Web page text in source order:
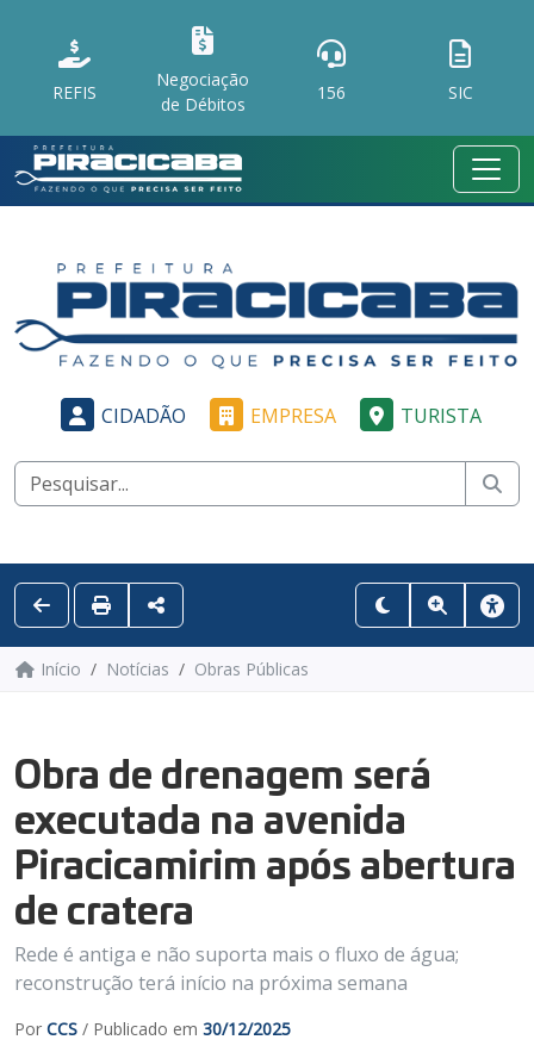
REFIS
Negociação
de Débitos
156 SIC
CIDADÃO EMPRESA TURISTA
Início Notícias Obras Públicas
Obra de drenagem será
executada na avenida
Piracicamirim após abertura
de cratera
Rede é antiga e não suporta mais o fluxo de água;
reconstrução terá início na próxima semana
Por CCS / Publicado em 30/12/2025